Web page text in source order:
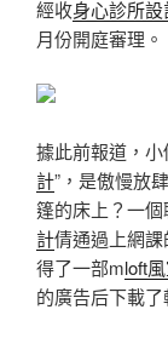
經收身心診所設
月份開庭審理。
據此前報道，
計”，是傲慢放
篷的床上？一
計倩通過上網課
得了一部mloft
的廣告后下載了